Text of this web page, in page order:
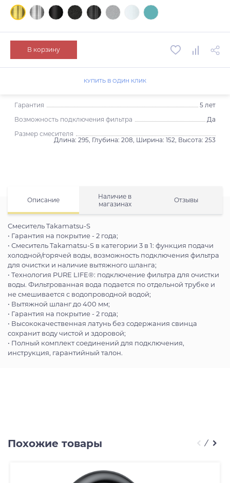
Гарантия
5 лет
Возможность подключения фильтра
Да
Размер смесителя
Длина: 295, Глубина: 208, Ширина: 152, Высота: 253
Описание
Наличие в
магазинах
Отзывы
Смеситель Takamatsu-S
• Гарантия на покрытие - 2 года;
• Смеситель Takamatsu-S в категории 3 в 1: функция подачи
холодной/горячей воды, возможность подключения фильтра
для очистки и наличие вытяжного шланга;
• Технология PURE LIFE®: подключение фильтра для очистки
воды. Фильтрованная вода подается по отдельной трубке и
не смешивается с водопроводной водой;
• Вытяжной шланг до 400 мм;
• Гарантия на покрытие - 2 года;
• Высококачественная латунь без содержания свинца
сохранит воду чистой и здоровой;
• Полный комплект соединений для подключения,
инструкция, гарантийный талон.
В корзину
КУПИТЬ В ОДИН КЛИК
Похожие товары